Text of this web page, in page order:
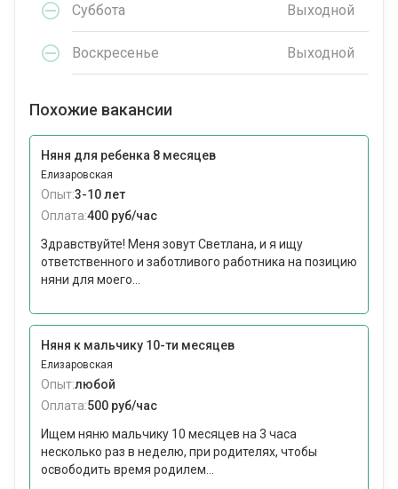
Суббота Выходной
Воскресенье Выходной
Похожие вакансии
Няня для ребенка 8 месяцев
Елизаровская
Опыт:3-10 лет
Оплата:400 руб/час
Здравствуйте! Меня зовут Светлана, и я ищу
ответственного и заботливого работника на позицию
няни для моего...
Няня к мальчику 10-ти месяцев
Елизаровская
Опыт:любой
Оплата:500 руб/час
Ищем няню мальчику 10 месяцев на 3 часа
несколько раз в неделю, при родителях, чтобы
освободить время родилем...